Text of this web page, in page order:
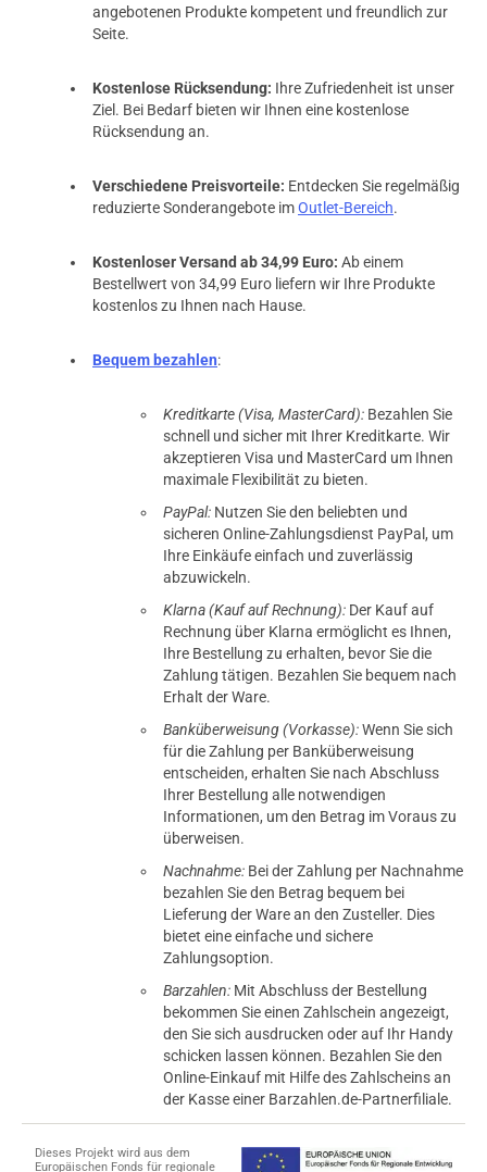
next
angebotenen Produkte kompetent und freundlich zur
Seite.
Kostenlose Rücksendung: Ihre Zufriedenheit ist unser
Ziel. Bei Bedarf bieten wir Ihnen eine kostenlose
Rücksendung an.
Verschiedene Preisvorteile: Entdecken Sie regelmäßig
reduzierte Sonderangebote imOutlet-Bereich.
Kostenloser Versand ab 34,99 Euro: Ab einem
Bestellwert von 34,99 Euro liefern wir Ihre Produkte
kostenlos zu Ihnen nach Hause.
Bequem bezahlen:
Kreditkarte (Visa, MasterCard): Bezahlen Sie
schnell und sicher mit Ihrer Kreditkarte. Wir
akzeptieren Visa und MasterCard um Ihnen
maximale Flexibilität zu bieten.
PayPal: Nutzen Sie den beliebten und
sicheren Online-Zahlungsdienst PayPal, um
Ihre Einkäufe einfach und zuverlässig
abzuwickeln.
Klarna (Kauf auf Rechnung): Der Kauf auf
Rechnung über Klarna ermöglicht es Ihnen,
Ihre Bestellung zu erhalten, bevor Sie die
Zahlung tätigen. Bezahlen Sie bequem nach
Erhalt der Ware.
Banküberweisung (Vorkasse):Wenn Sie sich
für die Zahlung per Banküberweisung
entscheiden, erhalten Sie nach Abschluss
Ihrer Bestellung alle notwendigen
Informationen, um den Betrag im Voraus zu
überweisen.
Nachnahme: Bei der Zahlung per Nachnahme
bezahlen Sie den Betrag bequem bei
Lieferung der Ware an den Zusteller. Dies
bietet eine einfache und sichere
Zahlungsoption.
Barzahlen: Mit Abschluss der Bestellung
bekommen Sie einen Zahlschein angezeigt,
den Sie sich ausdrucken oder auf Ihr Handy
schicken lassen können. Bezahlen Sie den
Online-Einkauf mit Hilfe des Zahlscheins an
der Kasse einer Barzahlen.de-Partnerfiliale.
Dieses Projekt wird aus dem
Europäischen Fonds für regionale